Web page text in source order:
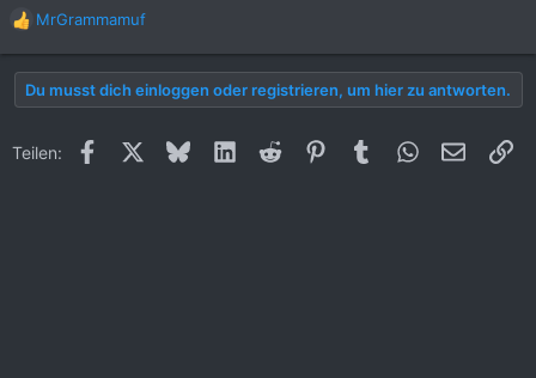
R
e
a
o
MrGrammamuf
Du musst dich einloggen oder registrieren, um hier zu antworten.
Teilen: FacebookX (Twitter)
BlueskyLinkedInReddit PinterestTumblrWhatsApp
E-Mail